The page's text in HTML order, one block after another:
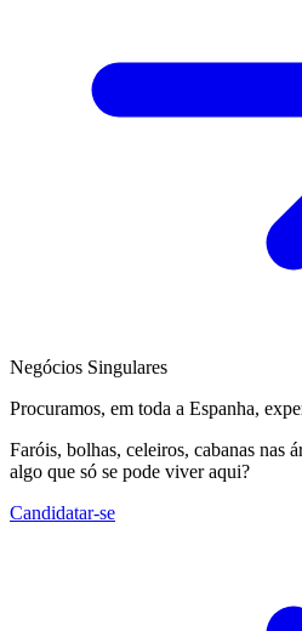
Negócios Singulares
Procuramos, em toda a Espanha,
Faróis, bolhas, celeiros, cabanas nas
algo que só se pode viver aqui?
Candidatar-se